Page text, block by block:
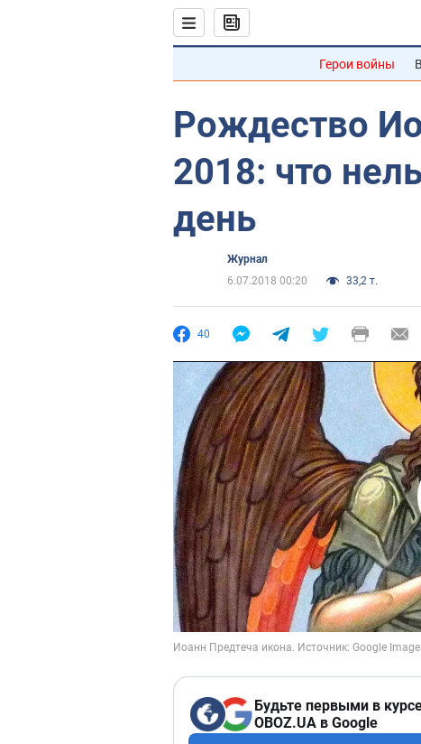
Герои войны
Рождество
2018: что
день
Журнал
6.07.2018 00:20
33,2 т.
40
Будьте первыми в
OBOZ.UA в Google